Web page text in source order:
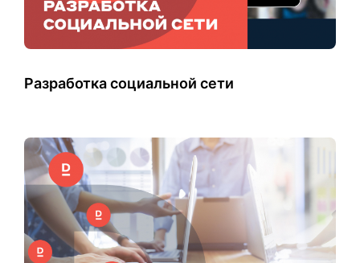
Разработка социальной сети